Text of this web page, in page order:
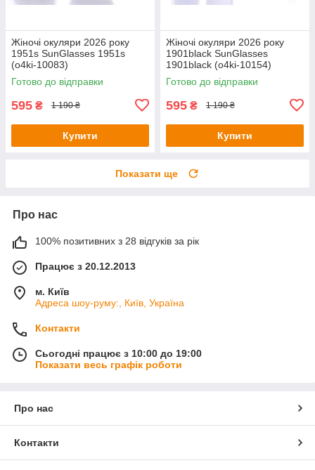
Жіночі окуляри 2026 року
1951s SunGlasses 1951s
(o4ki-10083)
Готово до відправки
595 ₴ 1 190 ₴
Купити
Жіночі окуляри 2026 року
1901black SunGlasses
1901black (o4ki-10154)
Готово до відправки
595 ₴ 1 190 ₴
Купити
Показати ще
Про нас
100% позитивних з 28 відгуків за рік
Працює з 20.12.2013
м. Київ
Адреса шоу-руму:, Київ, Україна
Контакти
Сьогодні працює з 10:00 до 19:00
Показати весь графік роботи
Про нас
Контакти